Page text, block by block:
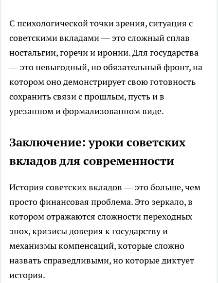
С психологической точки зрения, ситуация с
советскими вкладами — это сложный сплав
ностальгии, горечи и иронии. Для государства
— это невыгодный, но обязательный фронт, на
котором оно демонстрирует свою готовность
сохранить связи с прошлым, пусть и в
урезанном и формализованном виде.
Заключение: уроки советских
вкладов для современности
История советских вкладов — это больше, чем
просто финансовая проблема. Это зеркало, в
котором отражаются сложности переходных
эпох, кризисы доверия к государству и
механизмы компенсаций, которые сложно
назвать справедливыми, но которые диктует
история.